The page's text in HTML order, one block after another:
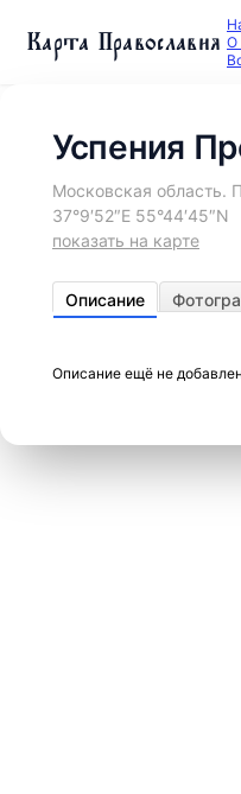
Карта Православия О
Успения
Московская область.
37°9′52″E 55°44′45″N
показать на карте
Описание
Описание ещё не